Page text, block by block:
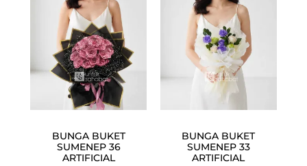
BUNGA BUKET
SUMENEP 36
ARTIFICIAL
BUNGA BUKET
SUMENEP 33
ARTIFICIAL